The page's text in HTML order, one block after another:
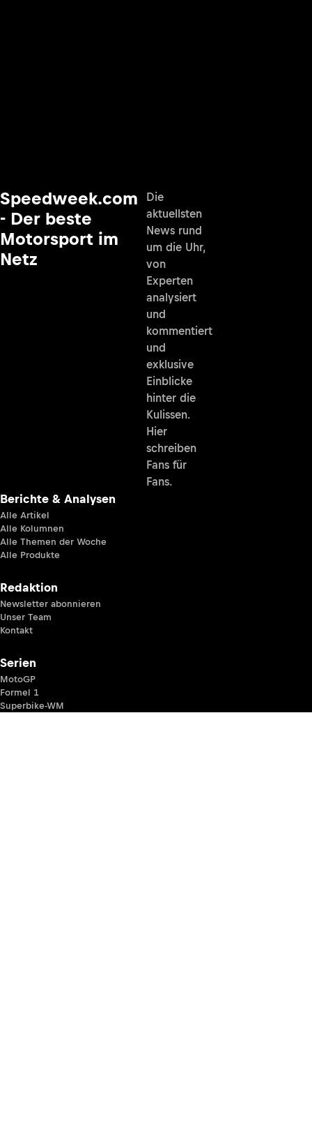
Speedweek.com
- Der beste
Motorsport im
Netz
Die
aktuellsten
News rund
um die Uhr,
von
Experten
analysiert
und
kommentiert
und
exklusive
Einblicke
hinter die
Kulissen.
Hier
schreiben
Fans für
Fans.
Berichte & Analysen
Alle Artikel
Alle Kolumnen
Alle Themen der Woche
Alle Produkte
Redaktion
Newsletter abonnieren
Unser Team
Kontakt
Serien
MotoGP
Formel 1
Superbike-WM